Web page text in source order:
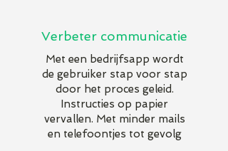
Verbeter communicatie
Met een bedrijfsapp wordt
de gebruiker stap voor stap
door het proces geleid.
Instructies op papier
vervallen. Met minder mails
en telefoontjes tot gevolg